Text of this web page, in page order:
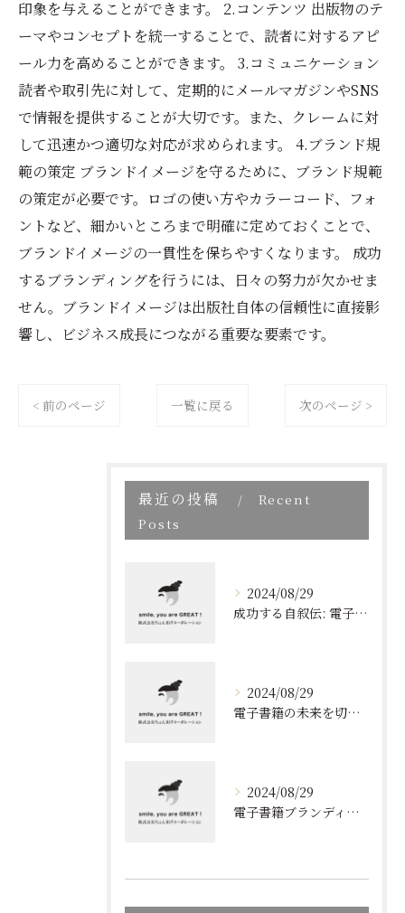
印象を与えることができます。 2.コンテンツ 出版物のテ
ーマやコンセプトを統一することで、読者に対するアピ
ール力を高めることができます。 3.コミュニケーション
読者や取引先に対して、定期的にメールマガジンやSNS
で情報を提供することが大切です。また、クレームに対
して迅速かつ適切な対応が求められます。 4.ブランド規
範の策定 ブランドイメージを守るために、ブランド規範
の策定が必要です。ロゴの使い方やカラーコード、フォ
ントなど、細かいところまで明確に定めておくことで、
ブランドイメージの一貫性を保ちやすくなります。 成功
するブランディングを行うには、日々の努力が欠かせま
せん。ブランドイメージは出版社自体の信頼性に直接影
響し、ビジネス成長につながる重要な要素です。
< 前のページ 一覧に戻る 次のページ >
最近の投稿
Recent
Posts
2024/08/29
成功する自叙伝: 電子書籍ブランディングの新しい視点
2024/08/29
電子書籍の未来を切り開く！効果的なブランディングとリスト取りの技術
2024/08/29
電子書籍ブランディングの新しいアプローチ: 成功の秘訣とは?